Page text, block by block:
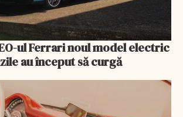
ul Ferrari noul model electric
au început să curgă